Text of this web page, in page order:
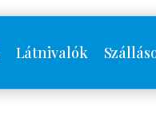
Látnivalók